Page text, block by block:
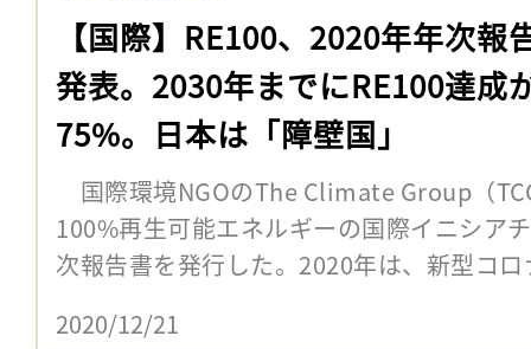
【国際】RE100、2020年年次報
発表。2030年までにRE100達成
75%。日本は「障壁国」
国際環境NGOのThe Climate Group（
100%再生可能エネルギーの国際イニシア
次報告書を発行した。2020年は、新型コ
2020/12/21